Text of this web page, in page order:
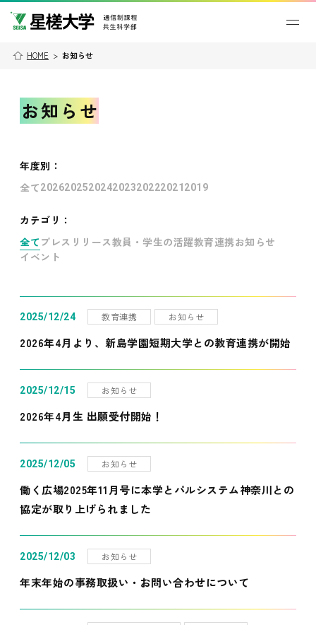
HOME > お知らせ
お知らせ
年度別 ：
全て202620252024202320222021 2019
カテゴリ：
全て プレスリリース教員・学生の活躍教育連携お知らせ
イベント
2025/12/24 教育連携 お知らせ
2026年4月より、新島学園短期大学との教育連携が開始
2025/12/15 お知らせ
2026年4月生 出願受付開始！
2025/12/05 お知らせ
働く広場2025年11月号に本学とパルシステム神奈川との
協定が取り上げられました
2025/12/03 お知らせ
年末年始の事務取扱い・お問い合わせについて